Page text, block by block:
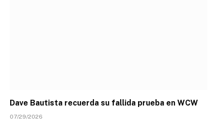
Dave Bautista recuerda su fallida prueba en WCW
07/29/2026